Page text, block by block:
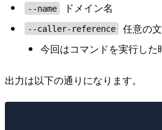
--name ドメイン名
--caller-reference
任意の
今回はコマンドを実行した
出力は以下の通りになります。